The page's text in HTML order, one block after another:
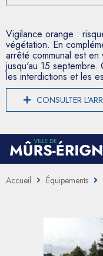
Vigilance orange :
végétation. En
arrêté communal est
jusqu'au 15
les interdictions et les
CONSULTER
Accueil Équipements